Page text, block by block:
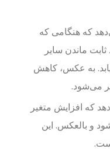
که هنگامی که
ماندن سایر
به عکس، کاهش
می‌شود.
که افزایش متغیر
و بالعکس. این